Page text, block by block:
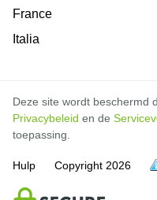
vol is
vol is
vol is
vol is
vol is
vol is
vol is
vol is
vol is
vol is
France
Italia
Deze site wordt beschermd
Privacybeleid en de
toepassing.
Hulp Copyright 2026